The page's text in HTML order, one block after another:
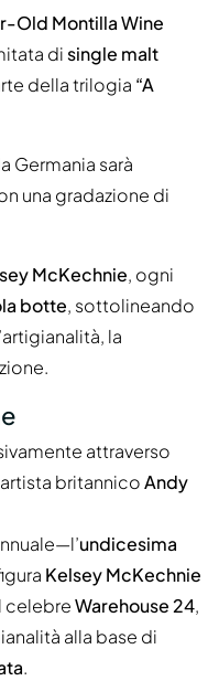
Old Montilla Wine
disingle malt
della trilogia “A
Germania sarà
una gradazione di
McKechnie, ogni
botte, sottolineando
la
attraverso
britannicoAndy
undicesima
Kelsey McKechnie
celebreWarehouse 24,
alla base di
.